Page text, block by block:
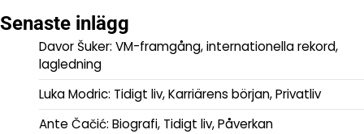
Senaste inlägg
Davor Šuker: VM-framgång, internationella rekord,
lagledning
Luka Modric: Tidigt liv, Karriärens början, Privatliv
Ante Čačić: Biografi, Tidigt liv, Påverkan